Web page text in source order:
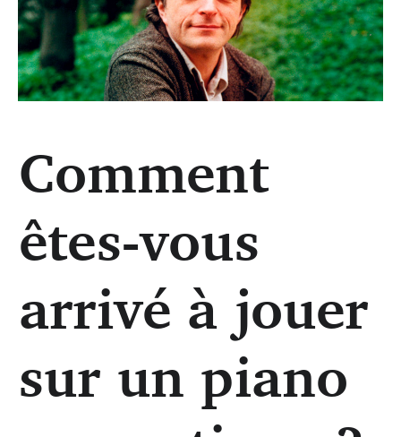
Cyril Huvé (DR)
Comment
êtes-vous
arrivé à jouer
sur un piano